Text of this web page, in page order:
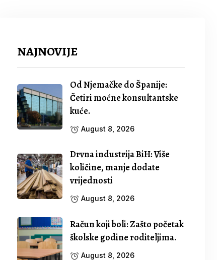
NAJNOVIJE
Od Njemačke do Španije:
Četiri moćne konsultantske
kuće.
August 8, 2026
Drvna industrija BiH: Više
količine, manje dodate
vrijednosti
August 8, 2026
Račun koji boli: Zašto početak
školske godine roditeljima.
August 8, 2026